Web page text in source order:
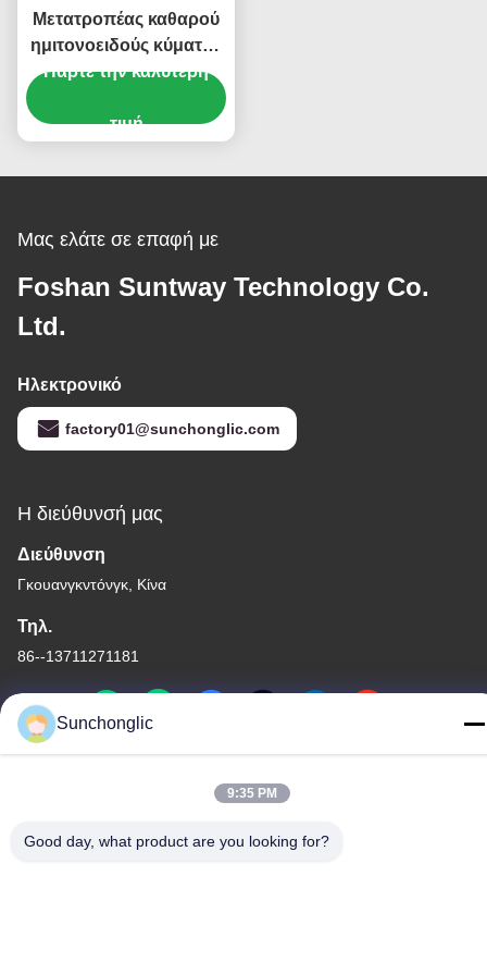
Μετατροπέας καθαρού
ημιτονοειδούς κύματος
2000W με USB 5V
ασφαλείς προστασίες
DC σε AC
Πάρτε την καλύτερη
τιμή
Μας ελάτε σε επαφή με
Foshan Suntway Technology Co.
Ltd.
Ηλεκτρονικό
factory01@sunchonglic.com
Η διεύθυνσή μας
Διεύθυνση
Γκουανγκντόνγκ, Κίνα
Τηλ.
86--13711271181
Πολιτική μυστικότητας|
ημιτόνου Προμηθευτής. Πνευματικά δικαιώματα © -2026 Foshan
Sunchonglic
9:35 PM
Good day, what product are you looking for?